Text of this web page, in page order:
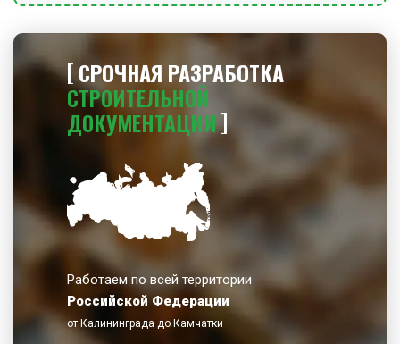
СРОЧНАЯ РАЗРАБОТКА
СТРОИТЕЛЬНОЙ
ДОКУМЕНТАЦИИ
Работаем по всей территории
Российской Федерации
от Калининграда до Камчатки